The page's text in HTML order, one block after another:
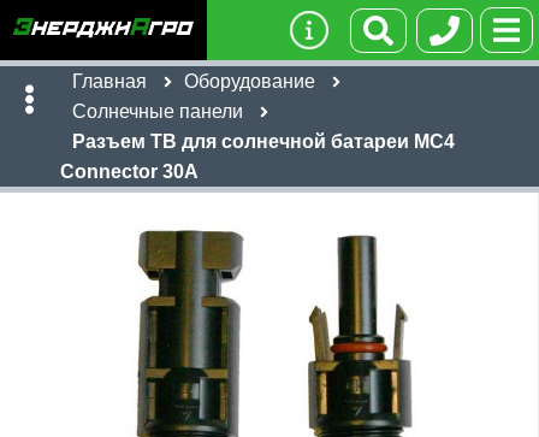
Главная
Оборудование
Солнечные панели
Разъем TB для солнечной батареи MC4
Connector 30А
Я даю согласие на обработку персональных данных
Отправить